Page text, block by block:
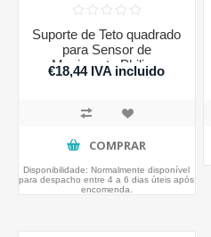
Suporte de Teto quadrado
para Sensor de
Movimento Philio e
Fibaro
€18,44 IVA incluido
COMPRAR
Disponibilidade: Normalmente disponível
para despacho entre 4 a 6 dias úteis após
encomenda.